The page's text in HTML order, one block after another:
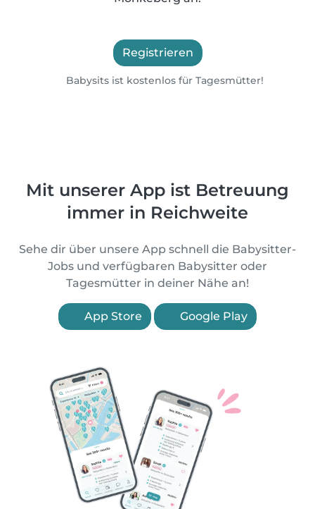
Registrieren
Babysits ist kostenlos für Tagesmütter!
Mit unserer App ist Betreuung
immer in Reichweite
Sehe dir über unsere App schnell die Babysitter-
Jobs und verfügbaren Babysitter oder
Tagesmütter in deiner Nähe an!
App Store Google Play